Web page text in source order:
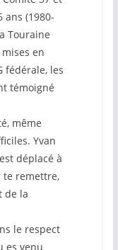
ans (1980-
Touraine
en
fédérale, les
témoigné
même
Yvan
déplacé à
te remettre,
de la
le respect
es venu